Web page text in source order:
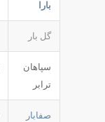
بارا
گل بار
سپاهان
ترابر
صفابار